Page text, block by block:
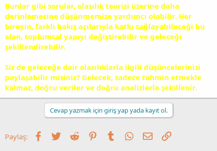
Bunlar gibi sorular, olasılık teorisi üzerine daha
derinlemesine düşünmemize yardımcı olabilir. Her
bireyin, farklı bakış açılarıyla katkı sağlayabileceği bu
alan, toplumsal yapıyı değiştirebilir ve geleceği
şekillendirebilir.
Siz de geleceğe dair olasılıklarla ilgili düşüncelerinizi
paylaşabilir misiniz? Gelecek, sadece tahmin etmekle
kalmaz, doğru veriler ve doğru analizlerle şekillenir.
Cevap yazmak için giriş yap yada kayıt ol.
Paylaş: Facebook
TwitterReddit PinterestTumblrWhatsApp
E-postaLink